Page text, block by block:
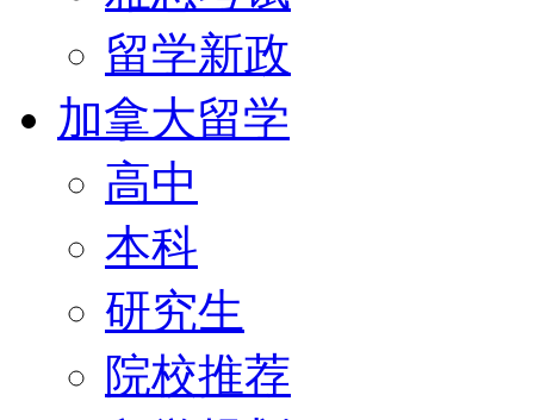
留学新政
加拿大留学
高中
本科
研究生
院校推荐